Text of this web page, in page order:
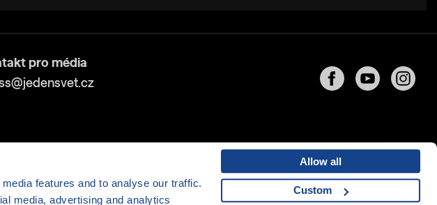
features and to analyse our traffic.
media, advertising and analytics
Allow all
Custom
pro média